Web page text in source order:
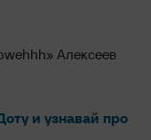
Алексеев
и узнавай про